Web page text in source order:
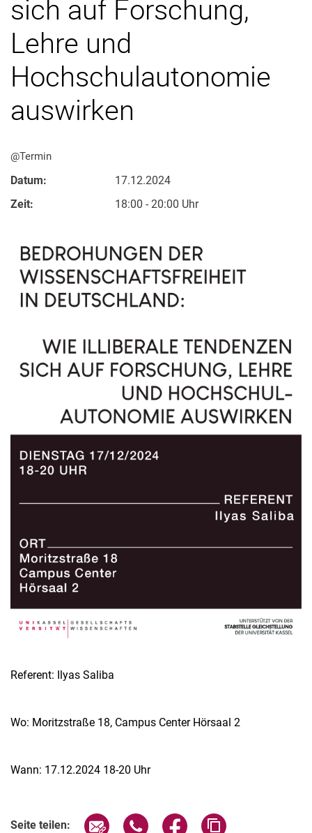
sich auf Forschung,
Lehre und
Hochschulautonomie
auswirken
@Termin
Datum:
17.12.2024
Zeit:
18:00 - 20:00 Uhr
Referent: Ilyas Saliba
Wo: Moritzstraße 18, Campus Center Hörsaal 2
Wann: 17.12.2024 18-20 Uhr
Seite teilen: Seite über E-Mail teilen
Seite über WhatsApp teilen
Seite über Facebook